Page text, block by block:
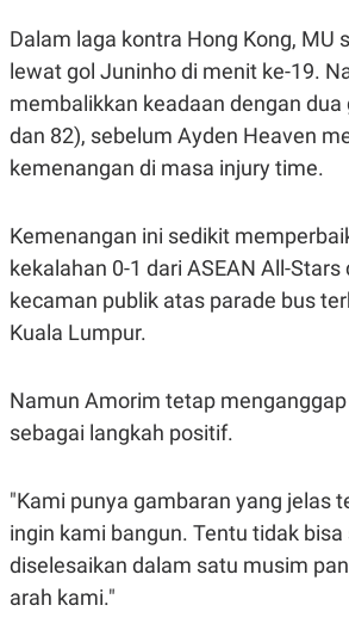
T
D
A
T
E
S
O
A
N
T
I
U
S
JARINGAN
K
O
N
N
C
A
D
E
P
R
E
R
L
E
A
S
Dalam laga kontra Hong Kong, MU
lewat gol Juninho di menit ke-19.
membalikkan keadaan dengan dua
dan 82), sebelum Ayden Heaven
kemenangan di masa injury time.
Kemenangan ini sedikit
kekalahan 0-1 dari ASEAN All-
kecaman publik atas parade bus
Kuala Lumpur.
Namun Amorim tetap
sebagai langkah positif.
"Kami punya gambaran yang jelas
ingin kami bangun. Tentu tidak bisa
diselesaikan dalam satu musim
arah kami."